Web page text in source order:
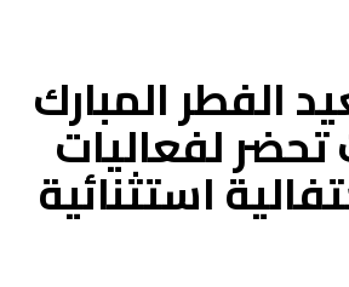
الفطر المبارك
تحضر لفعاليات
استثنائية